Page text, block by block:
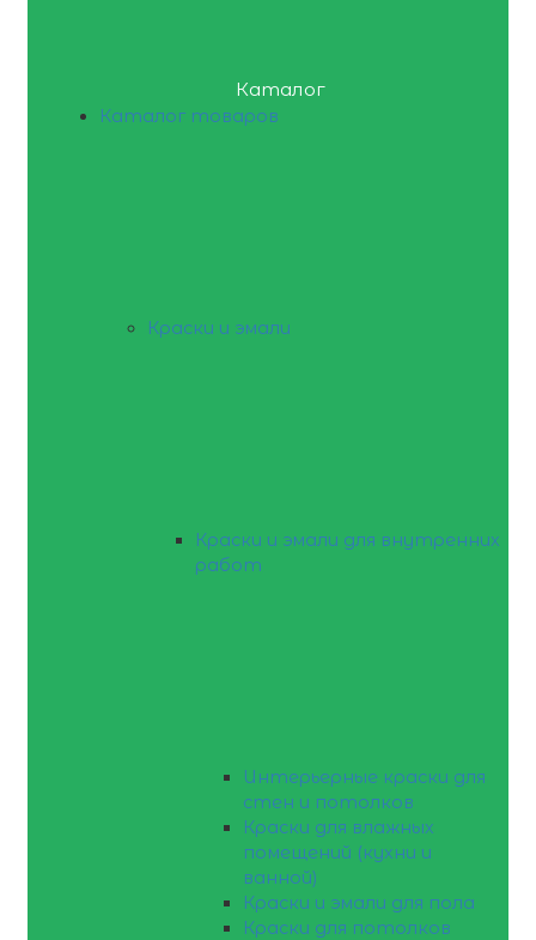
Каталог
Каталог товаров
Краски и эмали
Краски и эмали для внутренних
работ
Интерьерные краски для
стен и потолков
Краски для влажных
помещений (кухни и
ванной)
Краски и эмали для пола
Краски для потолков